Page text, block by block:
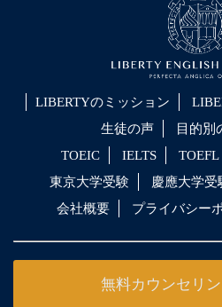
LIBERTYのミッション
生徒の声
目的別
TOEIC
IELTS TOEFL
東京大学受験
慶應大学受
会社概要
プライバシー
無料カウンセリ